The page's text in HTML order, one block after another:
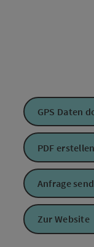
GPS Daten
PDF erstellen
Anfrage
Zur Website